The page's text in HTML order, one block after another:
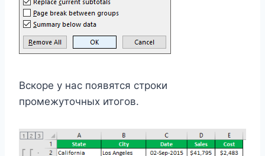
Вскоре у нас появятся строки
промежуточных итогов.